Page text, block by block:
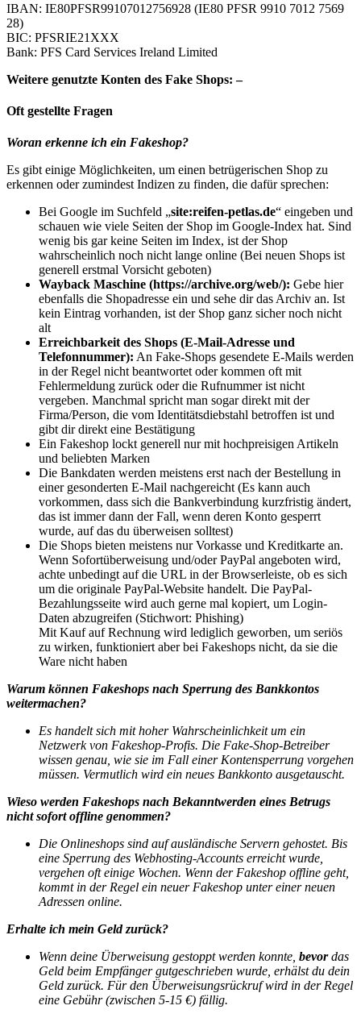
IBAN: IE80PFSR99107012756928 (IE80 PFSR 9910 7012 7569
28)
BIC: PFSRIE21XXX
Bank: PFS Card Services Ireland Limited
Weitere genutzte Konten des Fake Shops: –
Oft gestellte Fragen
Woran erkenne ich ein Fakeshop?
Es gibt einige Möglichkeiten, um einen betrügerischen Shop zu
erkennen oder zumindest Indizen zu finden, die dafür sprechen:
Bei Google im Suchfeld „site:reifen-petlas.de“ eingeben und
schauen wie viele Seiten der Shop im Google-Index hat. Sind
wenig bis gar keine Seiten im Index, ist der Shop
wahrscheinlich noch nicht lange online (Bei neuen Shops ist
generell erstmal Vorsicht geboten)
Wayback Maschine (https://archive.org/web/): Gebe hier
ebenfalls die Shopadresse ein und sehe dir das Archiv an. Ist
kein Eintrag vorhanden, ist der Shop ganz sicher noch nicht
alt
Erreichbarkeit des Shops (E-Mail-Adresse und
Telefonnummer): An Fake-Shops gesendete E-Mails werden
in der Regel nicht beantwortet oder kommen oft mit
Fehlermeldung zurück oder die Rufnummer ist nicht
vergeben. Manchmal spricht man sogar direkt mit der
Firma/Person, die vom Identitätsdiebstahl betroffen ist und
gibt dir direkt eine Bestätigung
Ein Fakeshop lockt generell nur mit hochpreisigen Artikeln
und beliebten Marken
Die Bankdaten werden meistens erst nach der Bestellung in
einer gesonderten E-Mail nachgereicht (Es kann auch
vorkommen, dass sich die Bankverbindung kurzfristig ändert,
das ist immer dann der Fall, wenn deren Konto gesperrt
wurde, auf das du überweisen solltest)
Die Shops bieten meistens nur Vorkasse und Kreditkarte an.
Wenn Sofortüberweisung und/oder PayPal angeboten wird,
achte unbedingt auf die URL in der Browserleiste, ob es sich
um die originale PayPal-Website handelt. Die PayPal-
Bezahlungsseite wird auch gerne mal kopiert, um Login-
Daten abzugreifen (Stichwort: Phishing)
Mit Kauf auf Rechnung wird lediglich geworben, um seriös
zu wirken, funktioniert aber bei Fakeshops nicht, da sie die
Ware nicht haben
Warum können Fakeshops nach Sperrung des Bankkontos
weitermachen?
Es handelt sich mit hoher Wahrscheinlichkeit um ein
Netzwerk von Fakeshop-Profis. Die Fake-Shop-Betreiber
wissen genau, wie sie im Fall einer Kontensperrung vorgehen
müssen. Vermutlich wird ein neues Bankkonto ausgetauscht.
Wieso werden Fakeshops nach Bekanntwerden eines Betrugs
nicht sofort offline genommen?
Die Onlineshops sind auf ausländische Servern gehostet. Bis
eine Sperrung des Webhosting-Accounts erreicht wurde,
vergehen oft einige Wochen. Wenn der Fakeshop offline geht,
kommt in der Regel ein neuer Fakeshop unter einer neuen
Adressen online.
Erhalte ich mein Geld zurück?
Wenn deine Überweisung gestoppt werden konnte, bevordas
Geld beim Empfänger gutgeschrieben wurde, erhälst du dein
Geld zurück. Für den Überweisungsrückruf wird in der Regel
eine Gebühr (zwischen 5-15 €) fällig.